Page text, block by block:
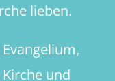
lieben.
und